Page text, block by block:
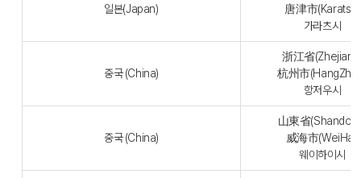
일본(Japan)
唐津市(Karatsu)
가라츠시
중국 (China)
浙江省
杭州市
항저우시
중국 (China)
山東省
威海市(WeiHai)
웨이하이시